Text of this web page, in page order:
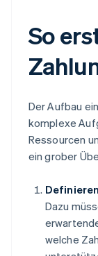
So
Der Aufbau
komplexe
Ressourcen
ein grober
Dazu
welche